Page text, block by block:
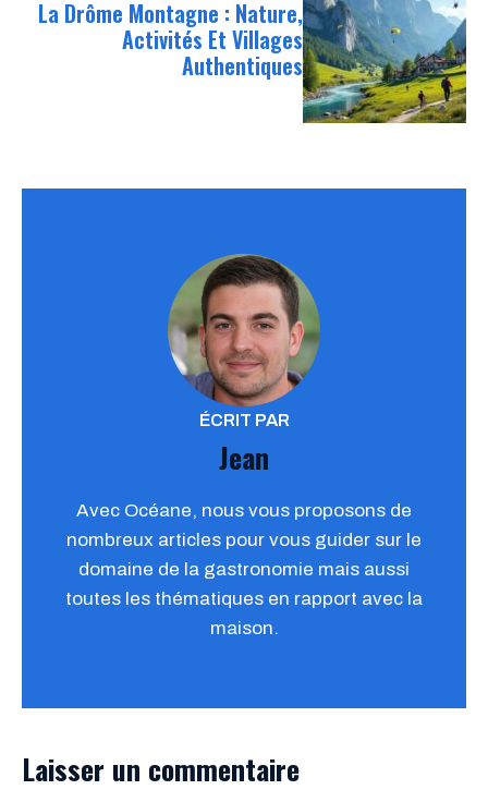
La Drôme Montagne : Nature,
Activités Et Villages
Authentiques
ÉCRIT PAR
Jean
Avec Océane, nous vous proposons de
nombreux articles pour vous guider sur le
domaine de la gastronomie mais aussi
toutes les thématiques en rapport avec la
maison.
Laisser un commentaire